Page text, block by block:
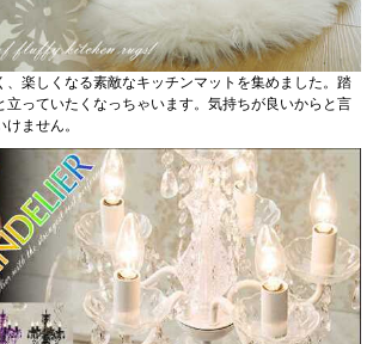
、楽しくなる素敵なキッチンマットを集めました。踏
立っていたくなっちゃいます。気持ちが良いからと言
ません。